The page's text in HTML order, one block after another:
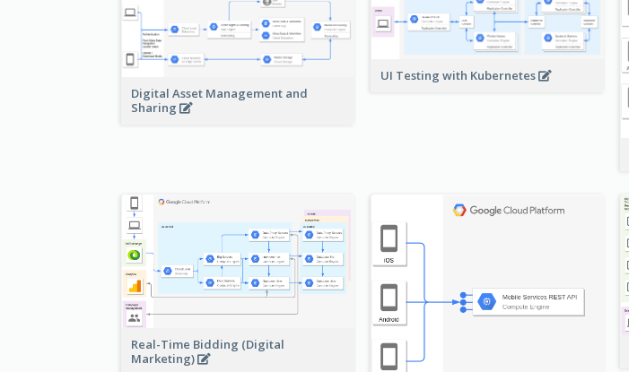
Digital Asset Management and
Sharing
UI Testing with Kubernetes
Real-Time Bidding (Digital
Marketing)